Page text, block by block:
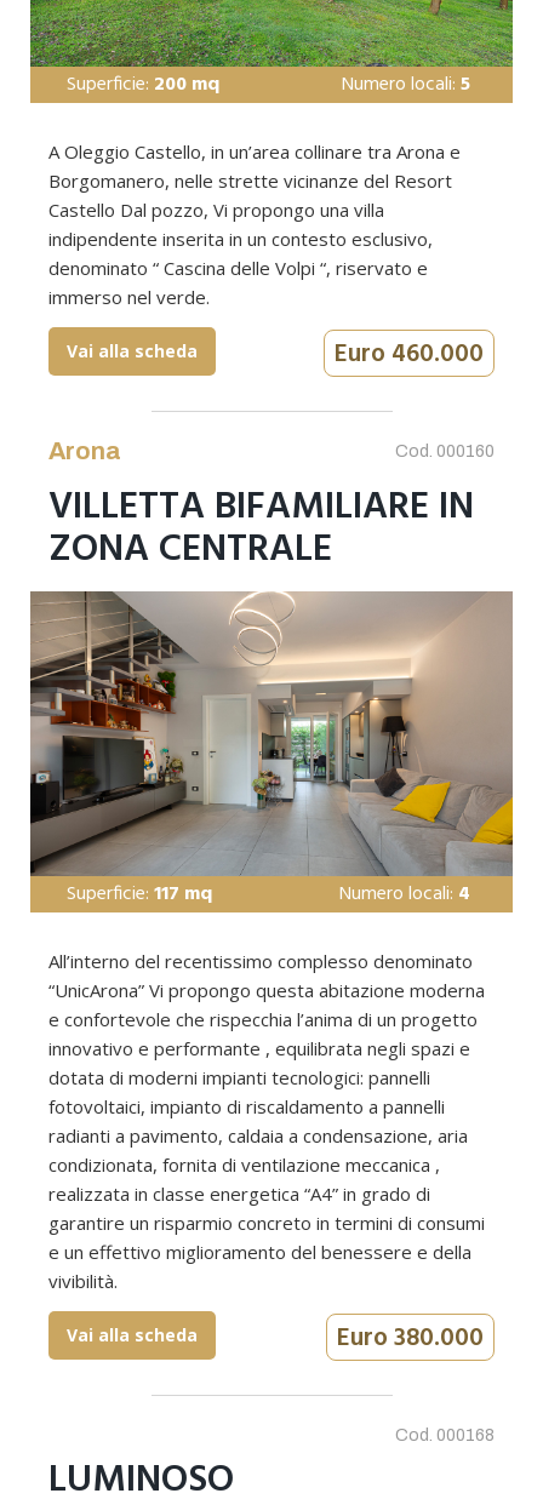
Superficie: 200 mq Numero locali:5
A Oleggio Castello, in un’area collinare tra Arona e
Borgomanero, nelle strette vicinanze del Resort
Castello Dal pozzo, Vi propongo una villa
indipendente inserita in un contesto esclusivo,
denominato “ Cascina delle Volpi “, riservato e
immerso nel verde.
Euro 460.000
Vai alla scheda
Superficie:117 mq Numero locali: 4
Arona Cod. 000160
VILLETTA BIFAMILIARE IN
ZONA CENTRALE
All’interno del recentissimo complesso denominato
“UnicArona” Vi propongo questa abitazione moderna
e confortevole che rispecchia l’anima di un progetto
innovativo e performante , equilibrata negli spazi e
dotata di moderni impianti tecnologici: pannelli
fotovoltaici, impianto di riscaldamento a pannelli
radianti a pavimento, caldaia a condensazione, aria
condizionata, fornita di ventilazione meccanica ,
realizzata in classe energetica “A4” in grado di
garantire un risparmio concreto in termini di consumi
e un effettivo miglioramento del benessere e della
vivibilità.
Euro 380.000
Vai alla scheda
Cod. 000168
LUMINOSO